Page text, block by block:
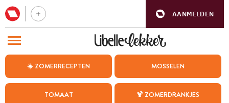
AANMELDEN
☀️ ZOMERRECEPTEN MOSSELEN
TOMAAT 🍹 ZOMERDRANKJES
BEZOEK ONZE ANDERE WEBSITES